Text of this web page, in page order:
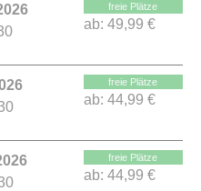
freie Plätze
ab: 49,99 €
freie Plätze
ab: 44,99 €
freie Plätze
ab: 44,99 €